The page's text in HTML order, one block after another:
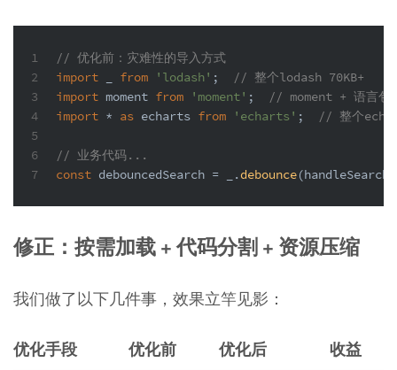
1
2
3
4
5
6
7
// 优化前：灾难性的导入方式
import
from 'lodash' ;
// 整个lodash 70KB+
import moment from 'moment' ;
// moment + 语言包
import * as echarts from 'echarts' ; // 整个
// 业务代码...
const debouncedSearch = _.debounce
修正：按需加载 + 代码分割 + 资源压缩
我们做了以下几件事，效果立竿见影：
优化手段 优化前 优化后
收益